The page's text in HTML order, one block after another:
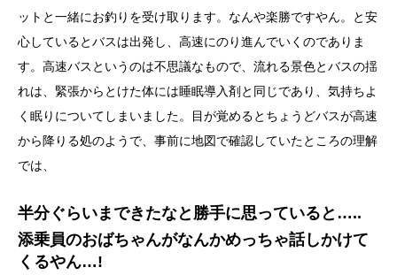
ットと一緒にお釣りを受け取ります。なんや楽勝ですやん。と安
心しているとバスは出発し、高速にのり進んでいくのでありま
す。高速バスというのは不思議なもので、流れる景色とバスの揺
れは、緊張からとけた体には睡眠導入剤と同じであり、気持ちよ
く眠りについてしまいました。目が覚めるとちょうどバスが高速
から降りる処のようで、事前に地図で確認していたところの理解
では、
半分ぐらいまできたなと勝手に思っていると…..
添乗員のおばちゃんがなんかめっちゃ話しかけて
くるやん…!